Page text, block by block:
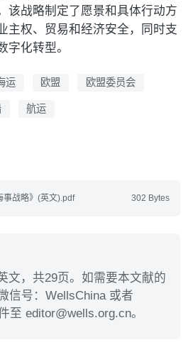
该战略制定了愿景和具体行动方
主权、贸易和经济安全，同时支
字化转型。
运 欧盟 欧盟委员会
航运
302 Bytes
事战略》(英文).pdf
文，共29页。如需要本文献的
信号：WellsChina 或者
至 editor@wells.org.cn。